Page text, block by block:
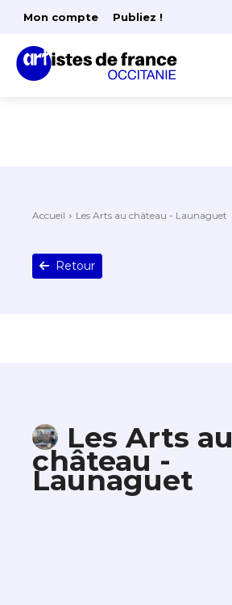
Mon compte Publiez !
Accueil Les Arts au château - Launaguet
Retour
Les Arts au
château -
Launaguet